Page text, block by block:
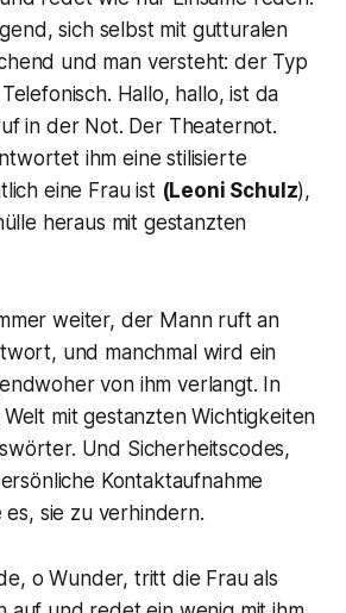
sich selbst mit gutturalen
und man versteht: der Typ
Hallo, hallo, ist da
in der Not. Der Theaternot.
ihm eine stilisierte
eine Frau ist (Leoni Schulz),
heraus mit gestanzten
weiter, der Mann ruft an
und manchmal wird ein
von ihm verlangt. In
mit gestanzten Wichtigkeiten
Und Sicherheitscodes,
Kontaktaufnahme
sie zu verhindern.
o Wunder, tritt die Frau als